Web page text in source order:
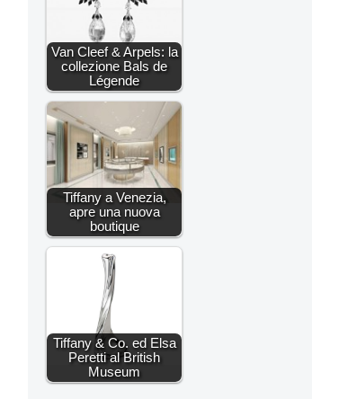
Van Cleef & Arpels: la
collezione Bals de
Légende
Tiffany a Venezia,
apre una nuova
boutique
Tiffany & Co. ed Elsa
Peretti al British
Museum